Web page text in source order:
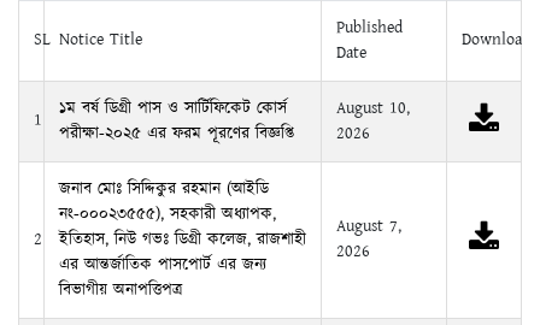
1
পরীক্ষা-২০২৫ এর ফরম পূরণের বিজ্ঞপ্তি
August 10,
2026
জনাব মোঃ সিদ্দিকুর রহমান (আইডি
নং-০০০২৩৫৫৫), সহকারী অধ্যাপক,
ইতিহাস, নিউ গভঃ ডিগ্রী কলেজ, রাজশাহী
এর আন্তর্জাতিক পাসপোর্ট এর জন্য
বিভাগীয় অনাপত্তিপত্র
August 7,
2026
১ম বর্ষ ডিগ্রী (পাস) ও সার্টিফিকেট
কোর্সের নির্বাচনী পরীক্ষা-২০২৫